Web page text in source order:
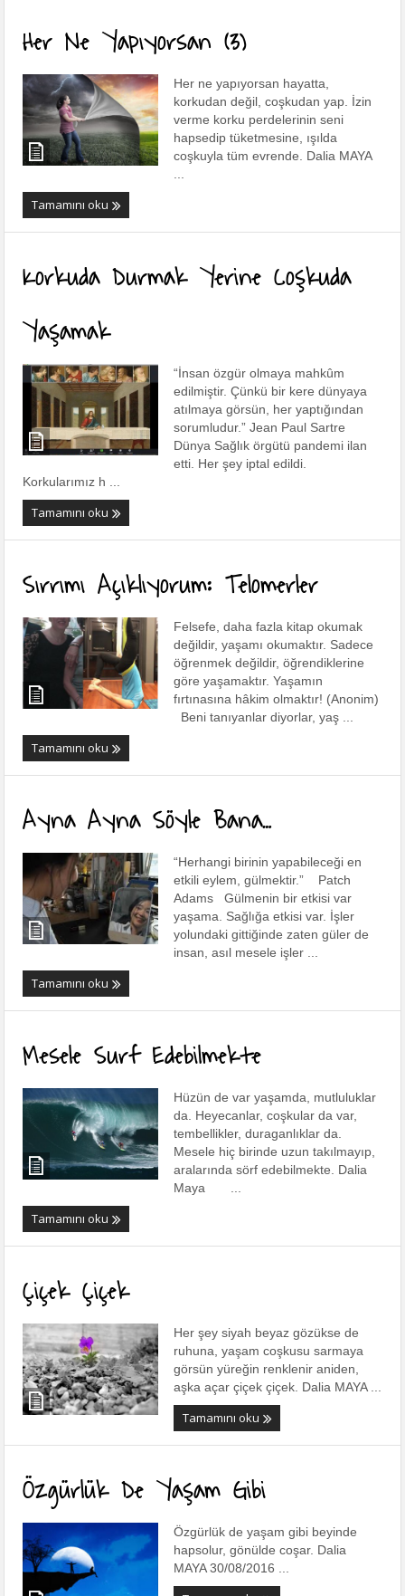
Her Ne Yapıyorsan (3)
Her ne yapıyorsan hayatta,
korkudan değil, coşkudan yap. İzin
verme korku perdelerinin seni
hapsedip tüketmesine, ışılda
coşkuyla tüm evrende. Dalia MAYA
...
Tamamını oku
Korkuda Durmak Yerine Coşkuda
Yaşamak
“İnsan özgür olmaya mahkûm
edilmiştir. Çünkü bir kere dünyaya
atılmaya görsün, her yaptığından
sorumludur.” Jean Paul Sartre
Dünya Sağlık örgütü pandemi ilan
etti. Her şey iptal edildi.
Korkularımız h ...
Tamamını oku
Sırrımı Açıklıyorum: Telomerler
Felsefe, daha fazla kitap okumak
değildir, yaşamı okumaktır. Sadece
öğrenmek değildir, öğrendiklerine
göre yaşamaktır. Yaşamın
fırtınasına hâkim olmaktır! (Anonim)
Beni tanıyanlar diyorlar, yaş ...
Tamamını oku
Ayna Ayna Söyle Bana…
“Herhangi birinin yapabileceği en
etkili eylem, gülmektir.” Patch
Adams Gülmenin bir etkisi var
yaşama. Sağlığa etkisi var. İşler
yolundaki gittiğinde zaten güler de
insan, asıl mesele işler ...
Tamamını oku
Mesele Surf Edebilmekte
Hüzün de var yaşamda, mutluluklar
da. Heyecanlar, coşkular da var,
tembellikler, duraganlıklar da.
Mesele hiç birinde uzun takılmayıp,
aralarında sörf edebilmekte. Dalia
Maya ...
Tamamını oku
Çiçek Çiçek
Her şey siyah beyaz gözükse de
ruhuna, yaşam coşkusu sarmaya
görsün yüreğin renklenir aniden,
aşka açar çiçek çiçek. Dalia MAYA ...
Tamamını oku
Özgürlük De Yaşam Gibi
Özgürlük de yaşam gibi beyinde
hapsolur, gönülde coşar. Dalia
MAYA 30/08/2016 ...